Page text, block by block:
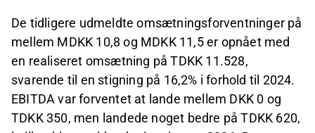
De tidligere udmeldte omsætningsforventninger på
mellem MDKK 10,8 og MDKK 11,5 er opnået med
en realiseret omsætning på TDKK 11.528,
svarende til en stigning på 16,2% i forhold til 2024.
EBITDA var forventet at lande mellem DKK 0 og
TDKK 350, men landede noget bedre på TDKK 620,